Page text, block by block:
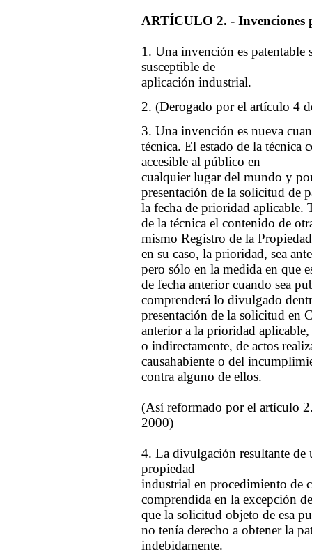
ARTÍCULO 2. - Invenciones
1. Una invención es
susceptible de
aplicación industrial.
2. (Derogado por el artículo 4
3. Una invención es nueva
técnica. El estado de la
accesible al público en
cualquier lugar del mundo y
presentación de la solicitud de
la fecha de prioridad aplicable.
de la técnica el contenido de
mismo Registro de la
en su caso, la prioridad, sea
pero sólo en la medida en que
de fecha anterior cuando sea
comprenderá lo divulgado
presentación de la solicitud en
anterior a la prioridad
o indirectamente, de actos
causahabiente o del
contra alguno de ellos.
(Así reformado por el artículo
2000)
4. La divulgación resultante de
propiedad
industrial en procedimiento de
comprendida en la excepción
que la solicitud objeto de esa
no tenía derecho a obtener la
indebidamente.